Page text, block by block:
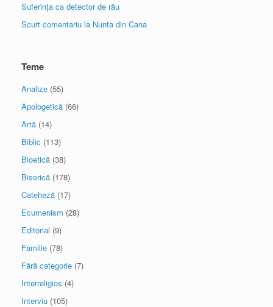
Suferința ca detector de rău
Scurt comentariu la Nunta din Cana
Teme
Analize (55)
Apologetică (66)
Artă (14)
Biblic (113)
Bioetică (38)
Biserică (178)
Cateheză (17)
Ecumenism (28)
Editorial (9)
Familie (78)
Fără categorie (7)
Interreligios (4)
Interviu (105)